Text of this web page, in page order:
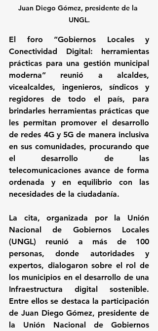
Juan Diego Gómez, presidente de la
UNGL.
El foro “Gobiernos Locales y
Conectividad Digital: herramientas
prácticas para una gestión municipal
moderna” reunió a alcaldes,
vicealcaldes, ingenieros, síndicos y
regidores de todo el país, para
brindarles herramientas prácticas que
les permitan promover el desarrollo
de redes 4G y 5G de manera inclusiva
en sus comunidades, procurando que
el desarrollo de las
telecomunicaciones avance de forma
ordenada y en equilibrio con las
necesidades de la ciudadanía.
La cita, organizada por la Unión
Nacional de Gobiernos Locales
(UNGL) reunió a más de 100
personas, donde autoridades y
expertos, dialogaron sobre el rol de
los municipios en el desarrollo de una
Infraestructura digital sostenible.
Entre ellos se destaca la participación
de Juan Diego Gómez, presidente de
la Unión Nacional de Gobiernos